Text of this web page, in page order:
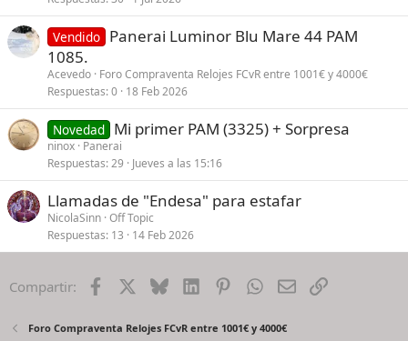
Vendido Panerai Luminor Blu Mare 44 PAM
1085.
Acevedo Foro Compraventa Relojes FCvR entre 1001€ y 4000€
Respuestas 0 18 Feb 2026
Novedad Mi primer PAM (3325) + Sorpresa
ninox Panerai
Respuestas 29 Jueves a las 15:16
Llamadas de "Endesa" para estafar
NicolaSinn Off Topic
Respuestas 13 14 Feb 2026
Compartir: Facebook BlueskyLinkedInPinterestWhatsApp
EmailEnlace
Foro Compraventa Relojes FCvR entre 1001€ y 4000€